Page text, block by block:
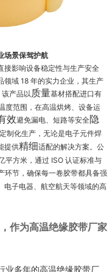
场景保驾护航
接影响设备稳定性与生产安全
领域 18 年的实力企业，其生产
该产品以质量基材搭配进口有
范围，在高温烘烤、设备运
效避免漏电、短路等安全隐
制化生产，无论是电子元件焊
提供精细适配的解决方案。公
平方米，通过 ISO 认证标准与
环节，确保每一卷胶带都具备强
电子电器、航空航天等领域的高
作为高温绝缘胶带厂家
业多年的高温绝缘胶带厂